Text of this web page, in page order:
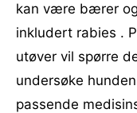
kan være bærer
inkludert rabies .
utøver vil spørre
undersøke
passende